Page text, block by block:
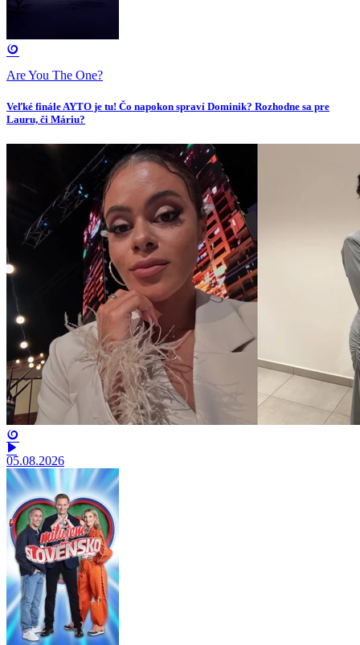
Are You The One?
Veľké finále AYTO je tu! Čo napokon spraví Dominik? Rozhodne sa pre
Lauru, či Máriu?
05.08.2026